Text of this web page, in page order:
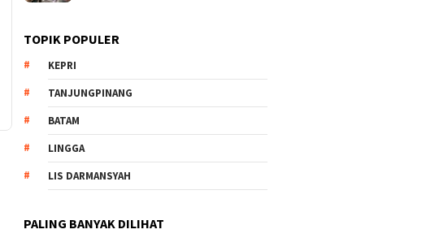
TOPIK POPULER
KEPRI
TANJUNGPINANG
BATAM
LINGGA
LIS DARMANSYAH
PALING BANYAK DILIHAT